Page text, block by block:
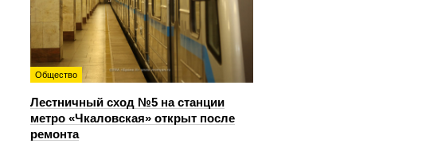
Общество
Лестничный сход №5 на станции
метро «Чкаловская» открыт после
ремонта